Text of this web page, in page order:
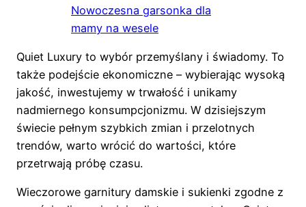
Nowoczesna garsonka dla
mamy na wesele
Quiet Luxury to wybór przemyślany i świadomy. To
także podejście ekonomiczne – wybierając wysoką
jakość, inwestujemy w trwałość i unikamy
nadmiernego konsumpcjonizmu. W dzisiejszym
świecie pełnym szybkich zmian i przelotnych
trendów, warto wrócić do wartości, które
przetrwają próbę czasu.
Wieczorowe garnitury damskie i sukienki zgodne z